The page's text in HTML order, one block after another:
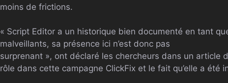
moins de frictions.
« Script Editor a un historique bien documenté en tant
malveillants, sa présence ici n’est donc pas
surprenant », ont déclaré les chercheurs dans un article
rôle dans cette campagne ClickFix et le fait qu’elle a été